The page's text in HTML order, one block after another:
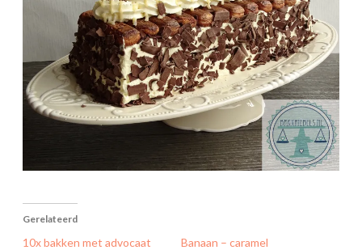
Gerelateerd
10x bakken met advocaat
Banaan – caramel